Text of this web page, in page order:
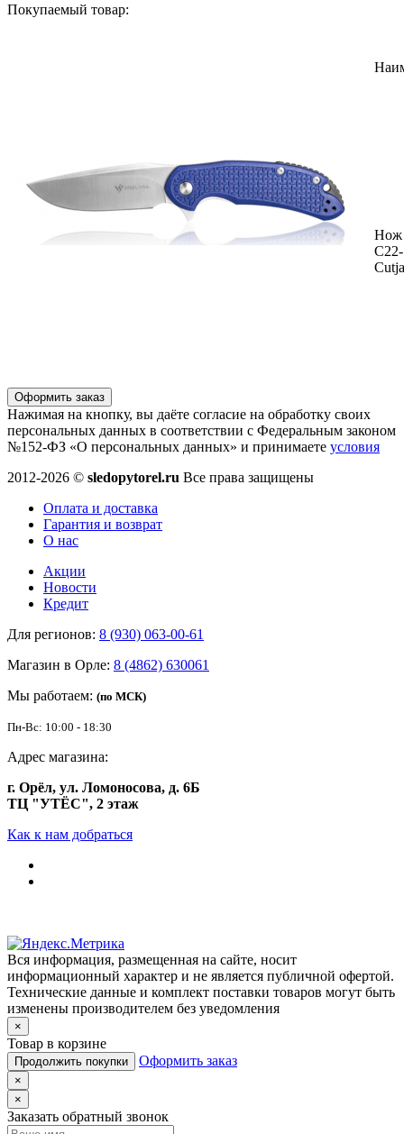
Покупаемый товар:
Нож
Оформить заказ
Нажимая на кнопку, вы даёте согласие на обработку своих
персональных данных в соответствии с Федеральным законом
№152-ФЗ «О персональных данных» и принимаете условия
2012-2026 © sledopytorel.ru Все права защищены
Оплата и доставка
Гарантия и возврат
О нас
Акции
Новости
Кредит
Для регионов: 8 (930) 063-00-61
Магазин в Орле: 8 (4862) 630061
Мы работаем: (по МСК)
Пн-Вс: 10:00 - 18:30
Адрес магазина:
г. Орёл, ул. Ломоносова, д. 6Б
ТЦ "УТЁС", 2 этаж
Как к нам добраться
Вся информация, размещенная на сайте, носит
информационный характер и не является публичной офертой.
Технические данные и комплект поставки товаров могут быть
изменены производителем без уведомления
×
Товар в корзине
Продолжить покупки Оформить заказ
×
×
Заказать обратный звонок